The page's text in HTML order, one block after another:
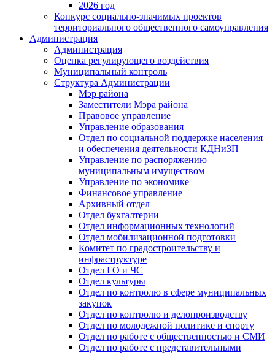
2026 год
Конкурс социально-значимых проектов
территориального общественного самоуправления
Администрация
Администрация
Оценка регулирующего воздействия
Муниципальный контроль
Структура Администрации
Мэр района
Заместители Мэра района
Правовое управление
Управление образования
Отдел по социальной поддержке населения
и обеспечения деятельности КДНиЗП
Управление по распоряжению
муниципальным имуществом
Управление по экономике
Финансовое управление
Архивный отдел
Отдел бухгалтерии
Отдел информационных технологий
Отдел мобилизационной подготовки
Комитет по градостроительству и
инфраструктуре
Отдел ГО и ЧС
Отдел культуры
Отдел по контролю в сфере муниципальных
закупок
Отдел по контролю и делопроизводству
Отдел по молодежной политике и спорту
Отдел по работе с общественностью и СМИ
Отдел по работе с представительными